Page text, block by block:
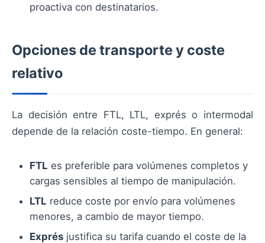
proactiva con destinatarios.
Opciones de transporte y coste
relativo
La decisión entre FTL, LTL, exprés o intermodal
depende de la relación coste-tiempo. En general:
FTL es preferible para volúmenes completos y
cargas sensibles al tiempo de manipulación.
LTL reduce coste por envío para volúmenes
menores, a cambio de mayor tiempo.
Exprés justifica su tarifa cuando el coste de la